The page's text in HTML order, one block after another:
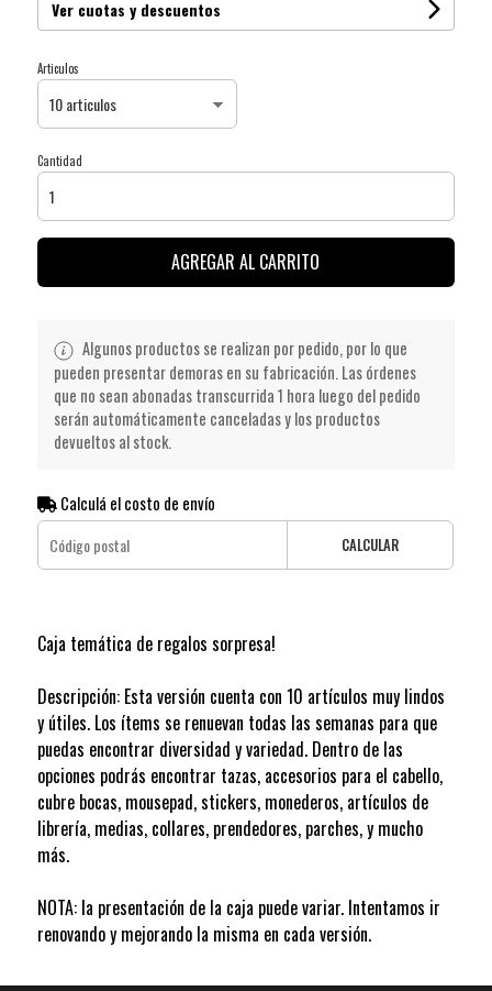
Ver cuotas y descuentos
Articulos
Cantidad
AGREGAR AL CARRITO
Algunos productos se realizan por pedido, por lo que
pueden presentar demoras en su fabricación. Las órdenes
que no sean abonadas transcurrida 1 hora luego del pedido
serán automáticamente canceladas y los productos
devueltos al stock.
Calculá el costo de envío
CALCULAR
Caja temática de regalos sorpresa!
Descripción: Esta versión cuenta con 10 artículos muy lindos
y útiles. Los ítems se renuevan todas las semanas para que
puedas encontrar diversidad y variedad. Dentro de las
opciones podrás encontrar tazas, accesorios para el cabello,
cubre bocas, mousepad, stickers, monederos, artículos de
librería, medias, collares, prendedores, parches, y mucho
más.
NOTA: la presentación de la caja puede variar. Intentamos ir
renovando y mejorando la misma en cada versión.